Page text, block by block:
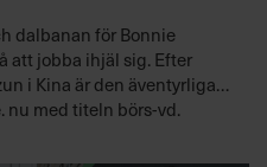
dalbanan för Bonnie
att jobba ihjäl sig. Efter
i Kina är den äventyrliga
nu med titeln börs-vd.